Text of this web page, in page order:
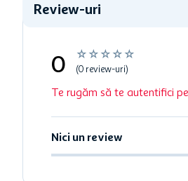
Review-uri
☆ ☆ ☆ ☆ ☆
0 (0 review-uri)
Te rugăm să te autentifici
Nici un review